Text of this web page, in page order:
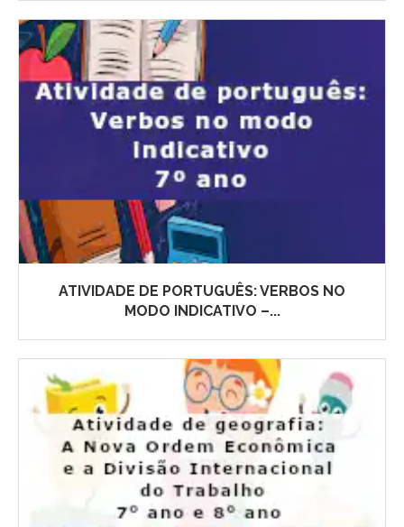
ATIVIDADE DE PORTUGUÊS: VERBOS NO
MODO INDICATIVO –...